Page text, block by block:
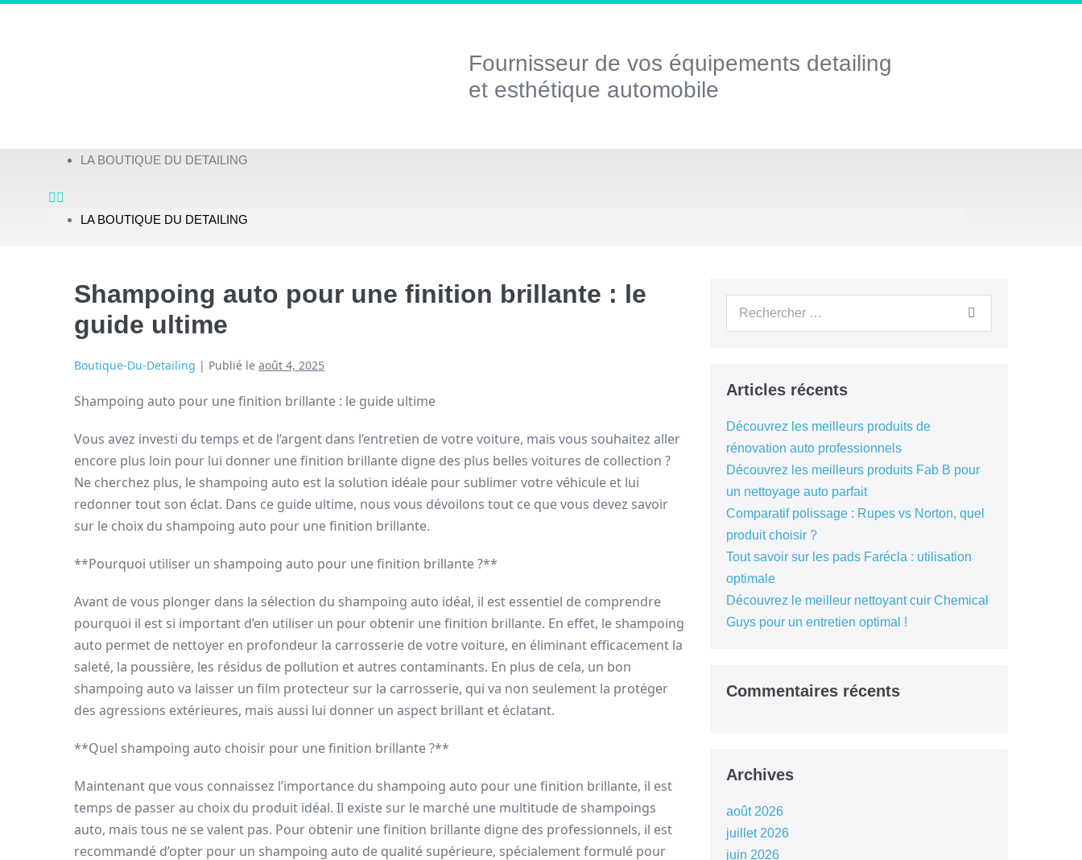
Fournisseur de vos équipements detailing
et esthétique automobile
LA BOUTIQUE DU DETAILING
LA BOUTIQUE DU DETAILING
Shampoing auto pour une finition brillante : le
guide ultime
Boutique-Du-Detailing | Publié le août 4, 2025
Shampoing auto pour une finition brillante : le guide ultime
Vous avez investi du temps et de l’argent dans l’entretien de votre voiture, mais vous souhaitez aller
encore plus loin pour lui donner une finition brillante digne des plus belles voitures de collection ?
Ne cherchez plus, le shampoing auto est la solution idéale pour sublimer votre véhicule et lui
redonner tout son éclat. Dans ce guide ultime, nous vous dévoilons tout ce que vous devez savoir
sur le choix du shampoing auto pour une finition brillante.
**Pourquoi utiliser un shampoing auto pour une finition brillante ?**
Avant de vous plonger dans la sélection du shampoing auto idéal, il est essentiel de comprendre
pourquoi il est si important d’en utiliser un pour obtenir une finition brillante. En effet, le shampoing
auto permet de nettoyer en profondeur la carrosserie de votre voiture, en éliminant efficacement la
saleté, la poussière, les résidus de pollution et autres contaminants. En plus de cela, un bon
shampoing auto va laisser un film protecteur sur la carrosserie, qui va non seulement la protéger
des agressions extérieures, mais aussi lui donner un aspect brillant et éclatant.
**Quel shampoing auto choisir pour une finition brillante ?**
Maintenant que vous connaissez l’importance du shampoing auto pour une finition brillante, il est
temps de passer au choix du produit idéal. Il existe sur le marché une multitude de shampoings
auto, mais tous ne se valent pas. Pour obtenir une finition brillante digne des professionnels, il est
recommandé d’opter pour un shampoing auto de qualité supérieure, spécialement formulé pour
Articles récents
Découvrez les meilleurs produits de
rénovation auto professionnels
Découvrez les meilleurs produits Fab B pour
un nettoyage auto parfait
Comparatif polissage : Rupes vs Norton, quel
produit choisir ?
Tout savoir sur les pads Farécla : utilisation
optimale
Découvrez le meilleur nettoyant cuir Chemical
Guys pour un entretien optimal !
Commentaires récents
Archives
août 2026
juillet 2026
juin 2026